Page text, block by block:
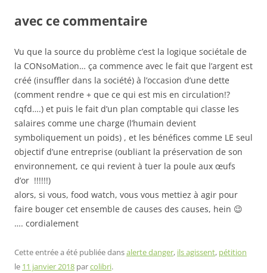
avec ce commentaire
Vu que la source du problème c’est la logique sociétale de
la CONsoMation… ça commence avec le fait que l’argent est
créé (insuffler dans la société) à l’occasion d’une dette
(comment rendre + que ce qui est mis en circulation!?
cqfd….) et puis le fait d’un plan comptable qui classe les
salaires comme une charge (l’humain devient
symboliquement un poids) , et les bénéfices comme LE seul
objectif d’une entreprise (oubliant la préservation de son
environnement, ce qui revient à tuer la poule aux œufs
d’or !!!!!!)
alors, si vous, food watch, vous vous mettiez à agir pour
faire bouger cet ensemble de causes des causes, hein 😉
…. cordialement
Cette entrée a été publiée dansalerte danger, ils agissent, pétition
le 11 janvier 2018 parcolibri.